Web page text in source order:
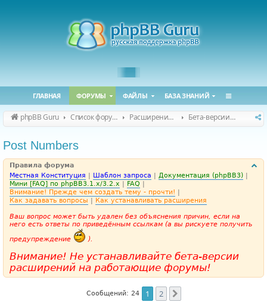
ГЛАВНАЯ ФОРУМЫ ФАЙЛЫ БАЗА ЗНАНИЙ
phpBB Guru Список форумов Расширения phpBB Бета-версии расширений для phpBB
Post Numbers
Правила форума
Местная Конституция | Шаблон запроса | Документация (phpBB3) |
Мини [FAQ] по phpBB3.1.x/3.2.x | FAQ |
Внимание! Прежде чем создать тему - прочти! |
Как задавать вопросы | Как устанавливать расширения
Ваш вопрос может быть удален без объяснения причин, если на
него есть ответы по приведённым ссылкам (а вы рискуете получить
предупреждение
).
Внимание! Не устанавливайте бета-версии
расширений на работающие форумы!
Сообщений: 24 1 2